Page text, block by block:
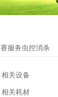
服务虫控消杀
相关设备
相关耗材